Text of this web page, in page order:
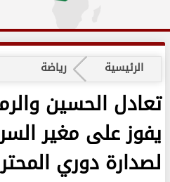
الرئيسية رياضة
تعادل الحسين
يفوز على مغير
لصدارة دوري